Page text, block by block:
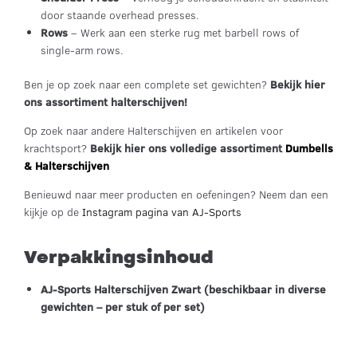
door staande overhead presses.
Rows – Werk aan een sterke rug met barbell rows of
single-arm rows.
Ben je op zoek naar een complete set gewichten? Bekijk hier
ons assortiment halterschijven!
Op zoek naar andere Halterschijven en artikelen voor
krachtsport? Bekijk hier ons volledige assortiment Dumbells
& Halterschijven
Benieuwd naar meer producten en oefeningen? Neem dan een
kijkje op de Instagram pagina van AJ-Sports
Verpakkingsinhoud
AJ-Sports Halterschijven Zwart (beschikbaar in diverse
gewichten – per stuk of per set)